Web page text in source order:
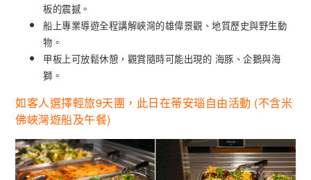
板的震撼。
船上專業導遊全程講解峽灣的雄偉景觀、地質歷史與野生動
物。
甲板上可放鬆休憩，觀賞隨時可能出現的 海豚、企鵝與海
獅。
如客人選擇輕旅9天團，此日在蒂安瑙自由活動 (不含米
佛峽灣遊船及午餐)